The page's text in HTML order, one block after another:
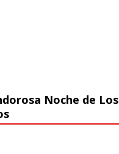
Noche de Los